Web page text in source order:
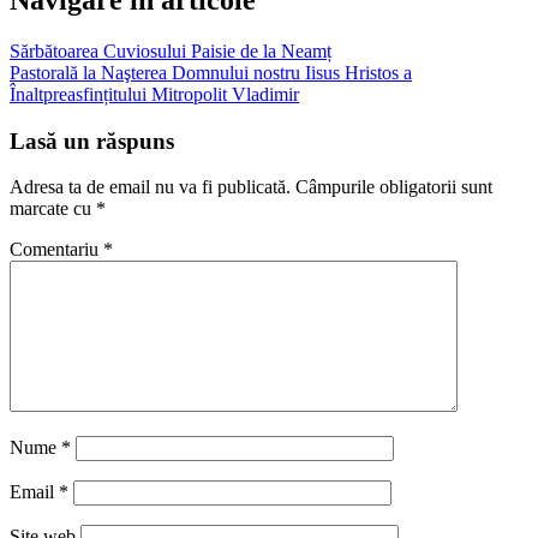
Sărbătoarea Cuviosului Paisie de la Neamț
Pastorală la Naşterea Domnului nostru Iisus Hristos a
Înaltpreasfințitului Mitropolit Vladimir
Lasă un răspuns
Adresa ta de email nu va fi publicată. Câmpurile obligatorii sunt
marcate cu *
Comentariu *
Nume *
Email *